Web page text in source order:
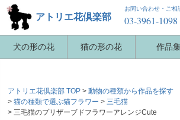
犬の形の花 猫の形の花 作品
アトリエ花倶楽部
お問い合わせ・ご相
03-3961-1098
アトリエ花倶楽部 TOP
動物の種類から作品を探す
猫の種類で選ぶ猫フラワー
三毛猫
三毛猫のプリザーブドフラワーアレンジCute